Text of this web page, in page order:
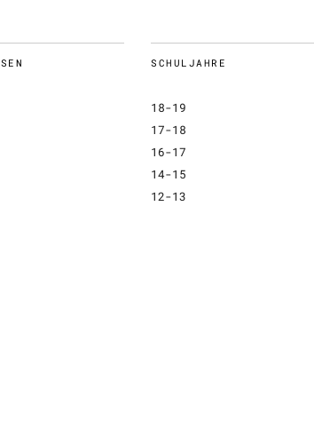
SCHULJAHRE
18-19
17-18
16-17
14-15
12-13